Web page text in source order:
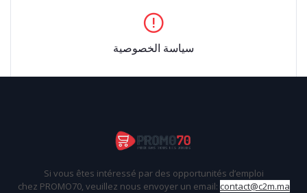
سياسة الخصوصية
Si vous êtes intéressé par des opportunités d’emploi
chez PROMO70, veuillez nous envoyer un email: contact@c2m.ma